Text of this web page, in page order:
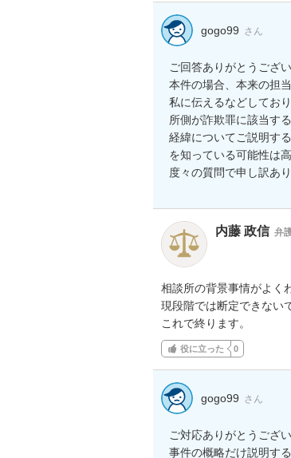
gogo99 さん
ご回答ありがとうござい
本件の場合、本来の担
私に伝えるなどしてお
所側が詐欺罪に該当す
経緯についてご説明す
を知っている可能性は高
度々の質問で申し訳あ
内藤 政信 弁
相談所の背景事情がよく
現段階では断定できない
これで終ります。
役に立った 0
gogo99 さん
ご対応ありがとうござい
事件の概略だけ説明す